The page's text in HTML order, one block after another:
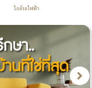
ใกล้รถไฟฟ้า